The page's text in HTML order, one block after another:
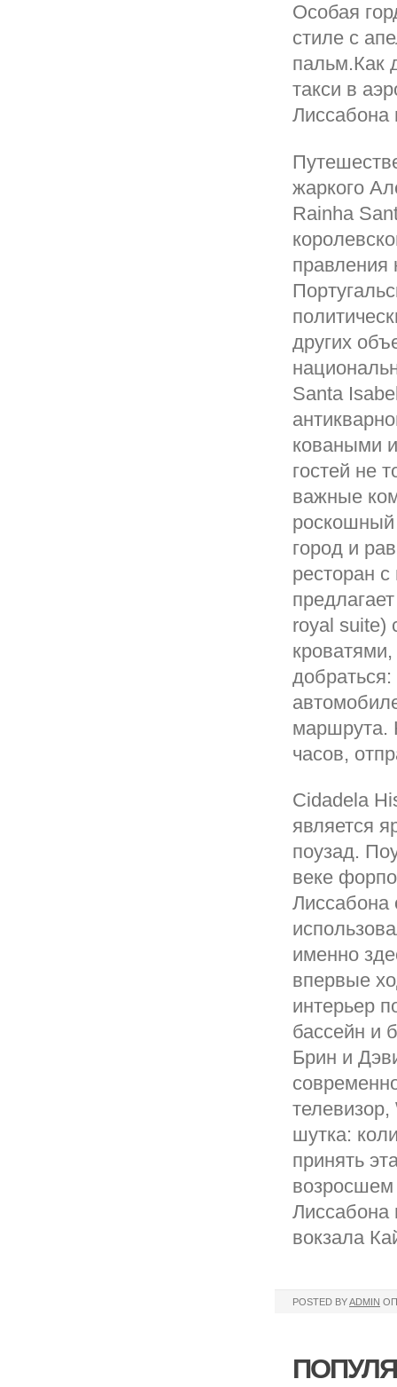
Особая
стиле с
пальм.Как
такси в
Лиссабона
жаркого
Rainha
правления
других
Santa
коваными
гостей не
важные
город и
ресторан
royal suite)
маршрута.
часов,
Сidadela
является
поузад.
веке
Лиссабона
именно
впервые
интерьер
бассейн и
Брин и
шутка:
принять
возросшем
Лиссабона
вокзала
POSTED BYADMIN